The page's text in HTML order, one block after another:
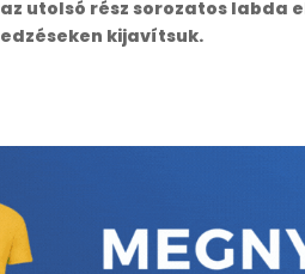
az utolsó rész sorozatos labda
edzéseken kijavítsuk.